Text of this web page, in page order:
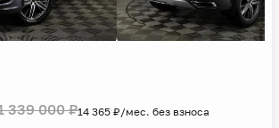
339 000 ₽14 365 ₽/мес. без взноса